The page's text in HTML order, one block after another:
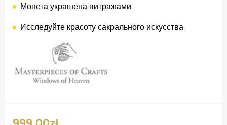
Монета украшена витражами
Исследуйте красоту сакрального искусства